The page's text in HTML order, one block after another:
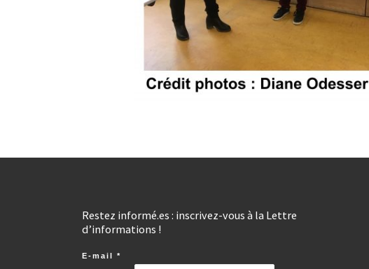
Restez informé.es : inscrivez-vous à la Lettre
d’informations !
E-mail *